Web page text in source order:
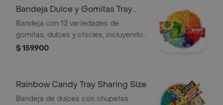
Bandeja Dulce y Gomitas Tray
Sharing
Bandeja con 12 variedades de
gomitas, dulces y chicles, incluyendo
6 dulces surtidos americanos. La
$ 159.900
Rainbow Candy Tray Sharing Size
Bandeja de dulces con chupetas